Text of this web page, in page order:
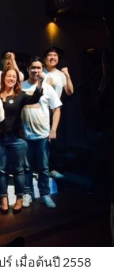
เมื่อต้นปี 2558